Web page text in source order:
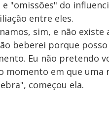
"omissões" do
entre eles.
sim, e não
beberei porque
Eu não pretendo
momento em que uma
começou ela.